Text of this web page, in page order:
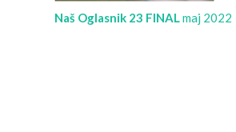
Naš Oglasnik 23 FINALmaj 2022